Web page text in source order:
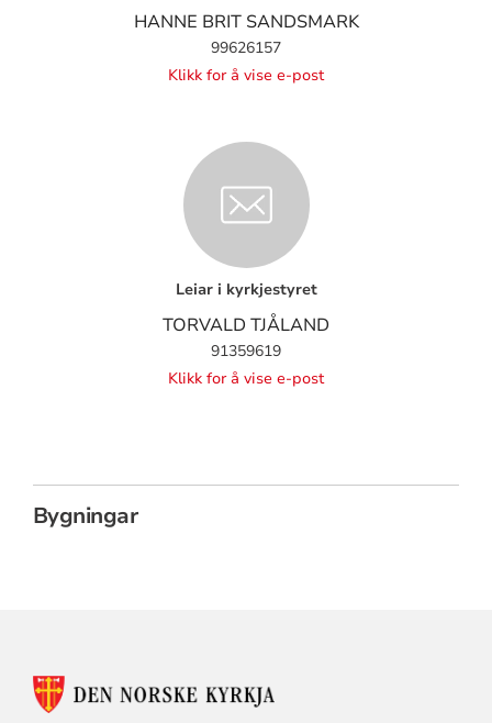
HANNE BRIT SANDSMARK
99626157
Klikk for å vise e-post
Leiar i kyrkjestyret
TORVALD TJÅLAND
91359619
Klikk for å vise e-post
Bygningar
FOR